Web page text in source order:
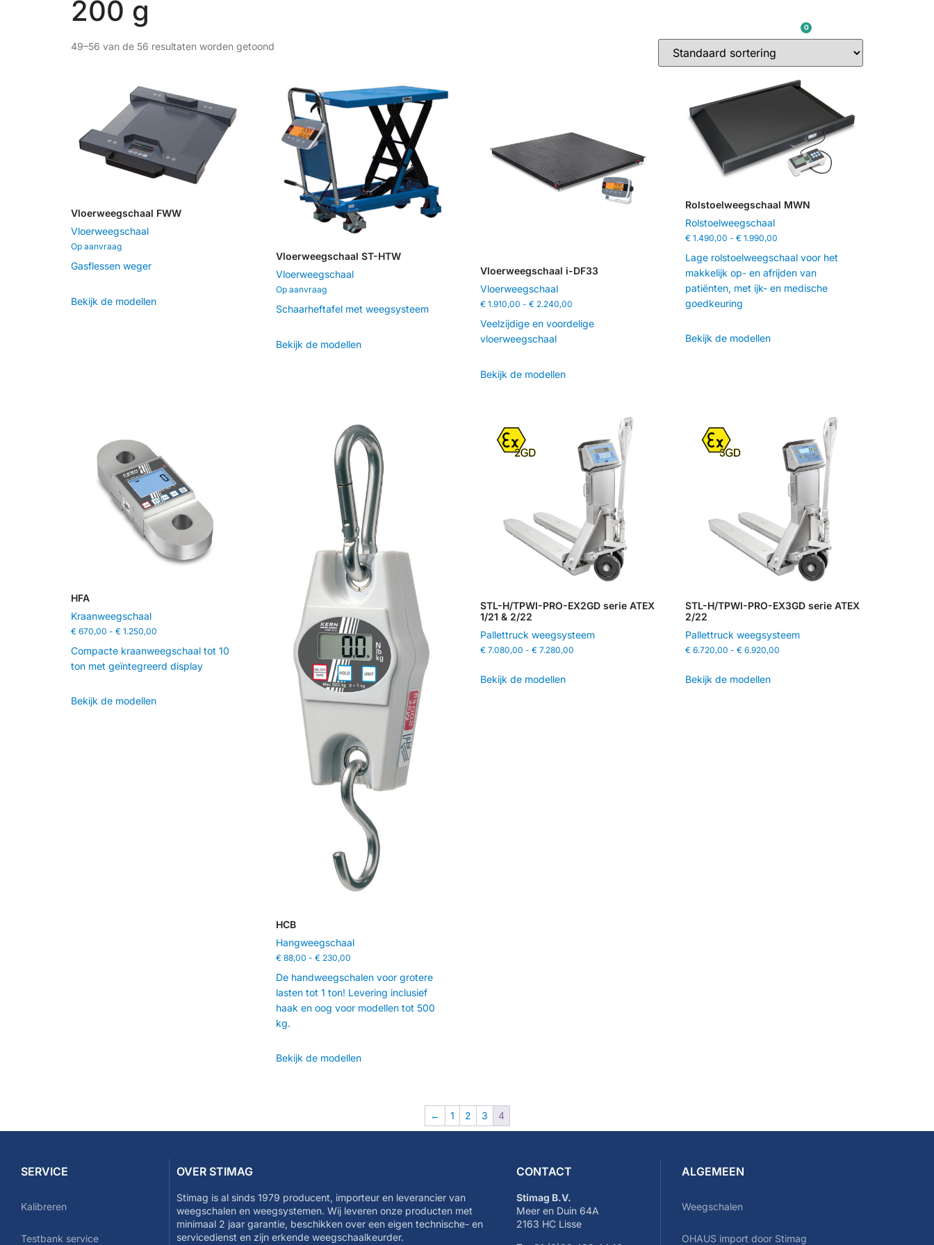
€
0
200 g
49–56 van de 56 resultaten worden getoond
Vloerweegschaal FWW
Vloerweegschaal
Op aanvraag
Gasflessen weger
Bekijk de modellen
Vloerweegschaal ST-HTW
Vloerweegschaal
Op aanvraag
Schaarheftafel met weegsysteem
Bekijk de modellen
Vloerweegschaal i-DF33
Vloerweegschaal
€ 1.910,00 - € 2.240,00
Veelzijdige en voordelige
vloerweegschaal
Bekijk de modellen
Rolstoelweegschaal MWN
Rolstoelweegschaal
€ 1.490,00 - € 1.990,00
Lage rolstoelweegschaal voor het
makkelijk op- en afrijden van
patiënten, met ijk- en medische
goedkeuring
Bekijk de modellen
HFA
Kraanweegschaal
€ 670,00 - € 1.250,00
Compacte kraanweegschaal tot 10
ton met geïntegreerd display
Bekijk de modellen
HCB
Hangweegschaal
€88,00 - €230,00
De handweegschalen voor grotere
lasten tot 1 ton! Levering inclusief
haak en oog voor modellen tot 500
kg.
Bekijk de modellen
STL-H/TPWI-PRO-EX2GD serie ATEX
1/21 & 2/22
Pallettruck weegsysteem
€ 7.080,00 - € 7.280,00
Bekijk de modellen
STL-H/TPWI-PRO-EX3GD serie ATEX
2/22
Pallettruck weegsysteem
€ 6.720,00 - € 6.920,00
Bekijk de modellen
← 1 2 3 4
SERVICE
Kalibreren
Testbank service
OVER STIMAG
Stimag is al sinds 1979 producent, importeur en leverancier van
weegschalen en weegsystemen. Wij leveren onze producten met
minimaal 2 jaar garantie, beschikken over een eigen technische- en
servicedienst en zijn erkende weegschaalkeurder.
CONTACT
Stimag B.V.
Meer en Duin 64A
2163 HC Lisse
ALGEMEEN
Weegschalen
OHAUS import door Stimag